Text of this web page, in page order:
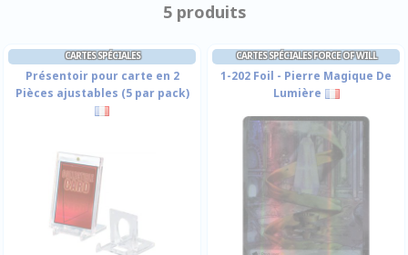
5 produits
CARTES SPÉCIALES
Présentoir pour carte en 2
Pièces ajustables (5 par pack)
CARTES SPÉCIALES FORCE OF WILL
1-202 Foil - Pierre Magique De
Lumière